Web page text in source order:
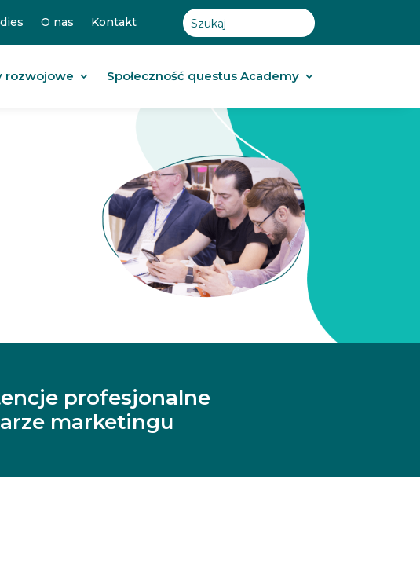
O nas Kontakt
rozwojowe Społeczność questus Academy
profesjonalne
marketingu